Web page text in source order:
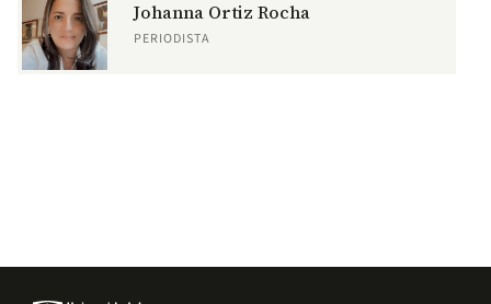
Johanna Ortiz Rocha
PERIODISTA